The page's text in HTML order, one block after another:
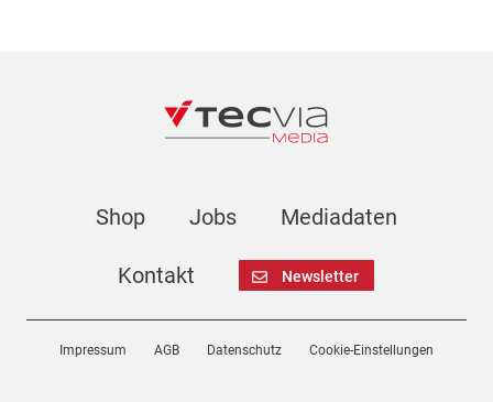
Shop Jobs Mediadaten
Kontakt Newsletter
Impressum AGB Datenschutz Cookie-Einstellungen